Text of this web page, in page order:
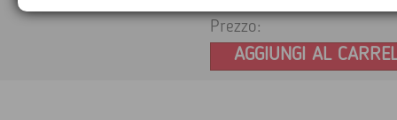
Prezzo:
AGGIUNGI AL